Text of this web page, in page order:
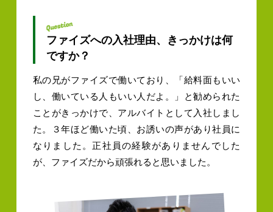
ファイズへの入社理由、きっかけは何
ですか？
私の兄がファイズで働いており、「給料面もいい
し、働いている人もいい人だよ。」と勧められた
ことがきっかけで、アルバイトとして入社しまし
た。３年ほど働いた頃、お誘いの声があり社員に
なりました。正社員の経験がありませんでした
が、ファイズだから頑張れると思いました。